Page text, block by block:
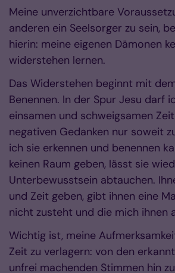
Meine unverzichtbare
anderen ein Seelsorger zu sein,
hierin: meine eigenen Dämonen
widerstehen lernen.
Das Widerstehen beginnt mit
Benennen. In der Spur Jesu darf
einsamen und schweigsamen
negativen Gedanken nur soweit
ich sie erkennen und benennen
keinen Raum geben, lässt sie
Unterbewusstsein abtauchen.
und Zeit geben, gibt ihnen eine
nicht zusteht und die mich ihnen
Wichtig ist, meine
Zeit zu verlagern: von den
unfrei machenden Stimmen hin